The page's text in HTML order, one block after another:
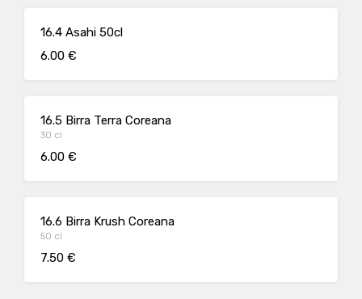
16.4 Asahi 50cl
6.00 €
16.5 Birra Terra Coreana
30 cl
6.00 €
16.6 Birra Krush Coreana
50 cl
7.50 €